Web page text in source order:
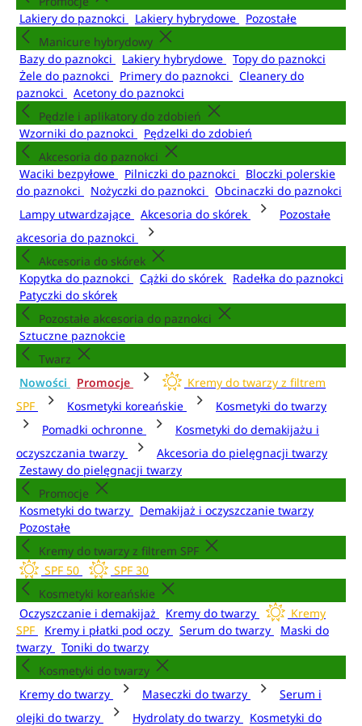
Lakiery do paznokci
Lakiery hybrydowe
Pozostałe
Manicure hybrydowy
Bazy do paznokci
Lakiery hybrydowe
Topy do paznokci
Żele do paznokci
Primery do paznokci
Cleanery do
paznokci
Acetony do paznokci
Pędzle i aplikatory do zdobień
Wzorniki do paznokci
Pędzelki do zdobień
Akcesoria do paznokci
Waciki bezpyłowe
Pilniczki do paznokci
Bloczki polerskie
do paznokci
Nożyczki do paznokci
Obcinaczki do paznokci
Lampy utwardzające
Akcesoria do skórek
Pozostałe
akcesoria do paznokci
Akcesoria do skórek
Kopytka do paznokci
Cążki do skórek
Radełka do paznokci
Patyczki do skórek
Pozostałe akcesoria do paznokci
Sztuczne paznokcie
Twarz
Nowości
Promocje
Kremy do twarzy z filtrem
SPF
Kosmetyki koreańskie
Kosmetyki do twarzy
Pomadki ochronne
Kosmetyki do demakijażu i
oczyszczania twarzy
Akcesoria do pielęgnacji twarzy
Zestawy do pielęgnacji twarzy
Promocje
Kosmetyki do twarzy
Demakijaż i oczyszczanie twarzy
Pozostałe
Kremy do twarzy z filtrem SPF
SPF 50
SPF 30
Kosmetyki koreańskie
Oczyszczanie i demakijaż
Kremy do twarzy
Kremy
SPF
Kremy i płatki pod oczy Serum do twarzy
Maski do
twarzy
Toniki do twarzy
Kosmetyki do twarzy
Kremy do twarzy
Maseczki do twarzy
Serum i
olejki do twarzy
Hydrolaty do twarzy
Kosmetyki do